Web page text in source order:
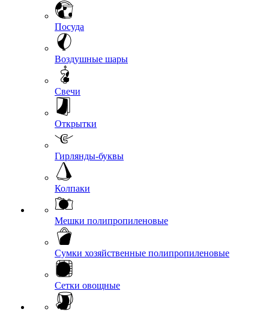
Посуда
Воздушные шары
Свечи
Открытки
Гирлянды-буквы
Колпаки
Мешки полипропиленовые
Сумки хозяйственные полипропиленовые
Сетки овощные